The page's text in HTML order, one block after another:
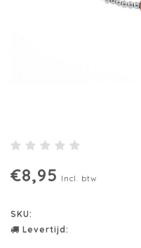
€8,95 Incl. btw
SKU:
Levertijd: